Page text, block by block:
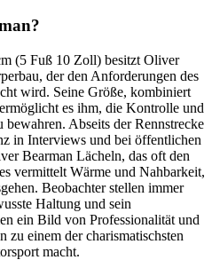
(5 Fuß 10 Zoll) besitzt Oliver
der den Anforderungen des
wird. Seine Größe, kombiniert
es ihm, die Kontrolle und
Abseits der Rennstrecke
in Interviews und bei öffentlichen
Bearman Lächeln, das oft den
vermittelt Wärme und Nahbarkeit,
Beobachter stellen immer
Haltung und sein
ein Bild von Professionalität und
zu einem der charismatischsten
macht.